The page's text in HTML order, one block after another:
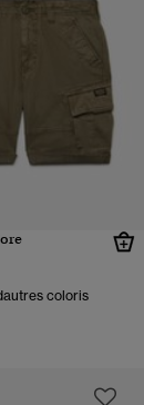
coloris